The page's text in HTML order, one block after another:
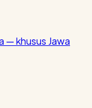
— khusus Jawa